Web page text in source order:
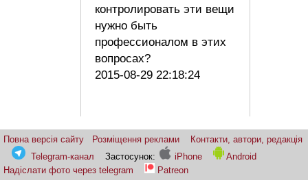
контролировать эти вещи
нужно быть
профессионалом в этих
вопросах?
2015-08-29 22:18:24
Повна версія сайту Розміщення реклами
Контакти, автори, редакція
Telegram-канал
Застосунок: iPhone
Android
Надіслати фото через telegram
Patreon